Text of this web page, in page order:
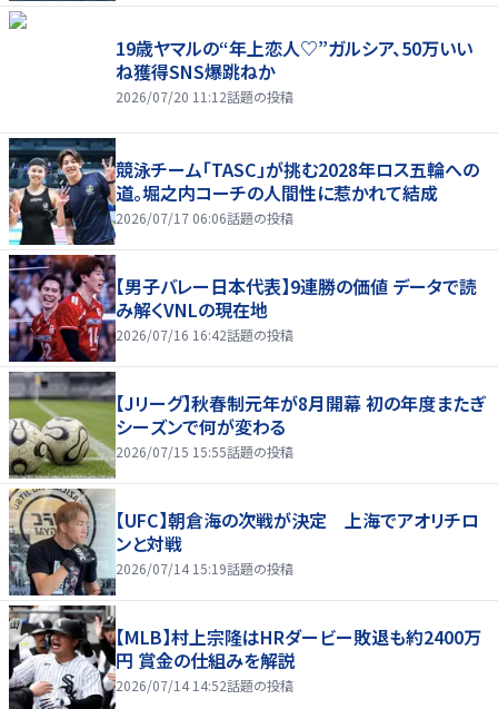
19歳ヤマルの“年上恋人♡”ガルシア、50万いい
ね獲得SNS爆跳ねか
2026/07/20 11:12話題の投稿
競泳チーム「TASC」が挑む2028年ロス五輪への
道。堀之内コーチの人間性に惹かれて結成
2026/07/17 06:06話題の投稿
【男子バレー日本代表】9連勝の価値 データで読
み解くVNLの現在地
2026/07/16 16:42話題の投稿
【Jリーグ】秋春制元年が8月開幕 初の年度またぎ
シーズンで何が変わる
2026/07/15 15:55話題の投稿
【UFC】朝倉海の次戦が決定 上海でアオリチロ
ンと対戦
2026/07/14 15:19話題の投稿
【MLB】村上宗隆はHRダービー敗退も約2400万
円 賞金の仕組みを解説
2026/07/14 14:52話題の投稿